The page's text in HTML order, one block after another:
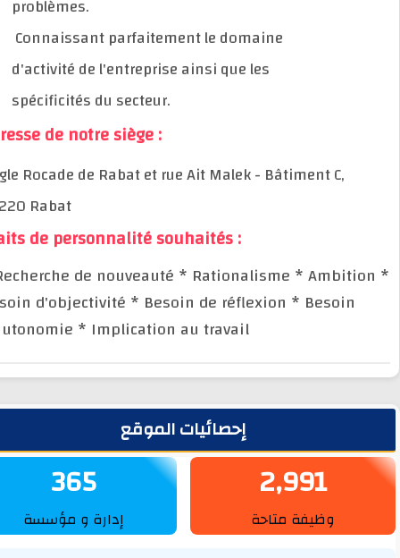
problèmes.
Connaissant parfaitement le domaine
d'activité de l'entreprise ainsi que les
spécificités du secteur.
Adresse de notre siège :
Angle Rocade de Rabat et rue Ait Malek - Bâtiment C,
10220 Rabat
Traits de personnalité souhaités :
* Recherche de nouveauté* Rationalisme*
Besoin d'objectivité* Besoin de réflexion* Besoin
d'autonomie* Implication au travail
إحصائيات الموقع
2,991
وظيفة متاحة
365
إدارة و مؤسسة